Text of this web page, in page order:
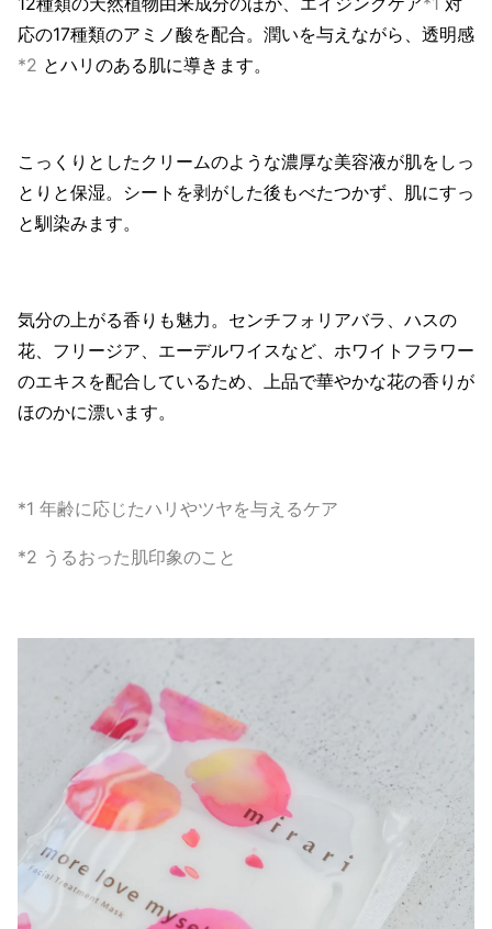
応の17種類のアミノ酸を配合。潤いを与えながら、透明感
*2 とハリのある肌に導きます。
こっくりとしたクリームのような濃厚な美容液が肌をしっ
とりと保湿。シートを剥がした後もべたつかず、肌にすっ
と馴染みます。
気分の上がる香りも魅力。センチフォリアバラ、ハスの
花、フリージア、エーデルワイスなど、ホワイトフラワー
のエキスを配合しているため、上品で華やかな花の香りが
ほのかに漂います。
*1 年齢に応じたハリやツヤを与えるケア
*2 うるおった肌印象のこと